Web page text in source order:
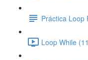
Práctica Loop
Loop While